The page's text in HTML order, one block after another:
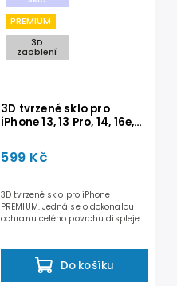
PREMIUM
3D
zaoblení
3D tvrzené sklo pro
iPhone 13, 13 Pro, 14, 16e,
599 Kč
Do košíku
3D tvrzené sklo pro iPhone
PREMIUM. Jedná se o dokonalou
ochranu celého povrchu displeje.